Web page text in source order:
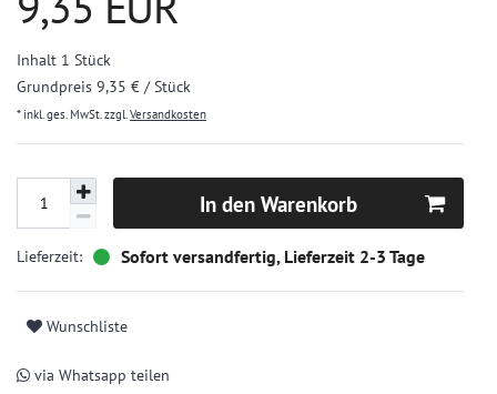
Inhalt 1 Stück
Grundpreis 9,35 € / Stück
* inkl. ges. MwSt. zzgl.Versandkosten
In den Warenkorb
Sofort versandfertig, Lieferzeit 2-3 Tage
Wunschliste
via Whatsapp teilen